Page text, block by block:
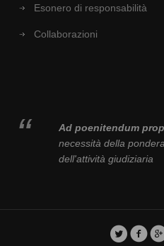
Esonero di responsabilità
Collaborazioni
Ad poenitendum
necessità della
dell'attività giudiziaria